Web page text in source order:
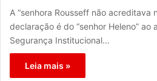
A “senhora Rousseff não acreditava
declaração é do “senhor Heleno” ao
Segurança Institucional…
Leia mais »